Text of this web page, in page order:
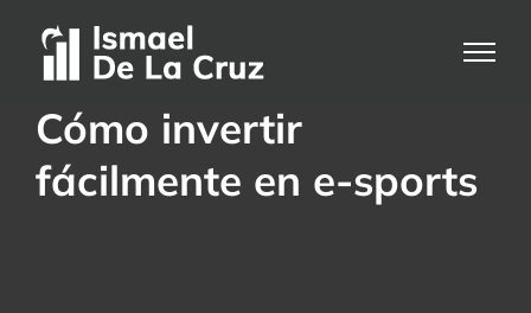
Cómo invertir
fácilmente en e-sports